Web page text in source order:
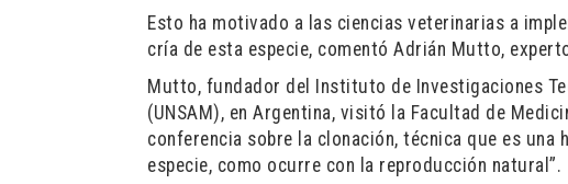
Esto ha motivado a las ciencias veterinarias a
cría de esta especie, comentó Adrián Mutto,
Mutto, fundador del Instituto de Investigaciones
(UNSAM), en Argentina, visitó la Facultad de
conferencia sobre la clonación, técnica que es
especie, como ocurre con la reproducción natural”.